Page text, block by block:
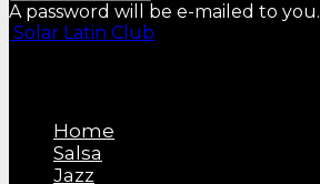
A password will be e-mailed to you.
Solar Latin Club
Home
Salsa
Jazz